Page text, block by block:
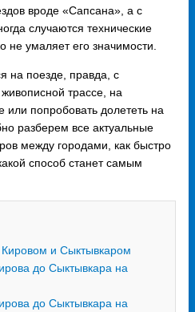
вроде «Сапсана», а с
случаются технические
не умаляет его значимости.
на поезде, правда, с
трассе, на
попробовать долететь на
разберем все актуальные
между городами, как быстро
способ станет самым
и Сыктывкаром
до Сыктывкара на
до Сыктывкара на